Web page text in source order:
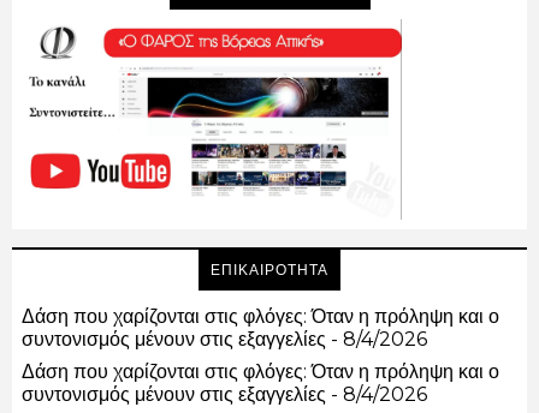
ΕΠΙΚΑΙΡΟΤΗΤΑ
Δάση που χαρίζονται στις φλόγες: Όταν η πρόληψη και ο
συντονισμός μένουν στις εξαγγελίες - 8/4/2026
Δάση που χαρίζονται στις φλόγες: Όταν η πρόληψη και ο
συντονισμός μένουν στις εξαγγελίες - 8/4/2026